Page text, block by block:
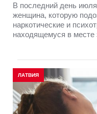
В последний день
женщина, которую
наркотические и
находящемуся в месте
ЛАТВИЯ